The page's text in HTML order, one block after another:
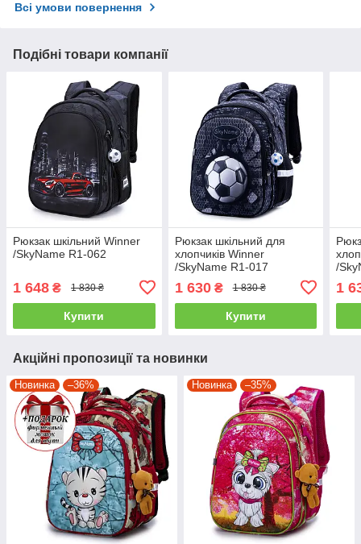
Всі умови повернення
Подібні товари компанії
Рюкзак шкільний Winner
/SkyName R1-062
1 648 ₴ 1 830 ₴
Купити
Рюкзак шкільний для
хлопчиків Winner
/SkyName R1-017
1 630₴ 1 830 ₴
Купити
/
1
Акційні пропозиції та новинки
Новинка –36% Новинка –35%